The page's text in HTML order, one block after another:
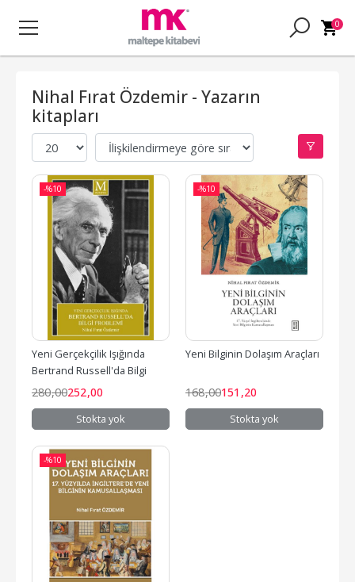
0
Nihal Fırat Özdemir - Yazarın
kitapları
-%10
Yeni Gerçekçilik Işığında
Bertrand Russell'da Bilgi
Problemi
280,00252,00
Stokta yok
-%10
Yeni Bilginin Dolaşım Araçları
168,00151 ,20
Stokta yok
-%10